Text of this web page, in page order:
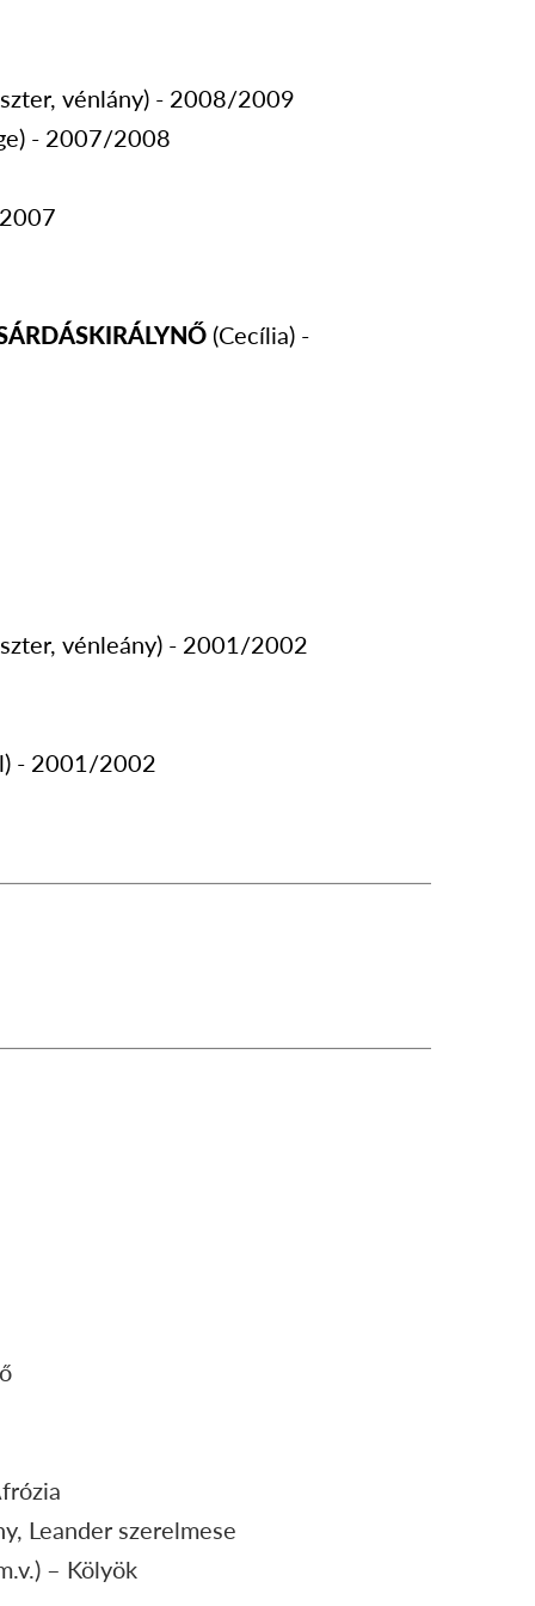
vénlány) - 2008/2009
- 2007/2008
(Cecília) -
vénleány) - 2001/2002
- 2001/2002
Leander szerelmese
– Kölyök